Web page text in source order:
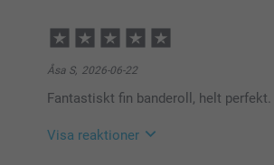
Åsa S, 2026-06-22
Fantastiskt fin banderoll, helt perfekt.
Visa reaktioner